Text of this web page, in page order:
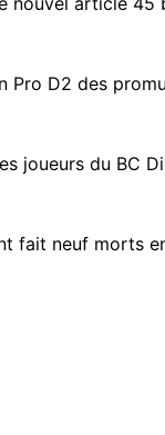
Pro D2 des
joueurs du BC
fait neuf morts